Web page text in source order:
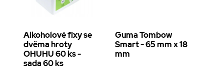
Alkoholové fixy se
dvěma hroty
OHUHU 60 ks -
sada 60 ks
Guma Tombow
Smart - 65 mm x 18
mm